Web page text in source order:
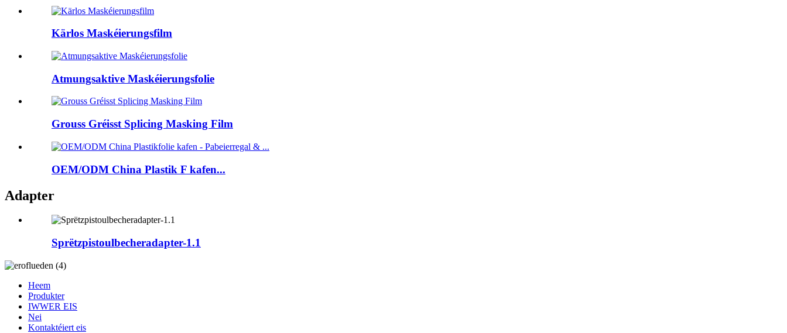
Kärlos Maskéierungsfilm
Atmungsaktive Maskéierungsfolie
Grouss Gréisst Splicing Masking Film
OEM/ODM China Plastik F kafen...
Adapter
Sprëtzpistoulbecheradapter-1.1
Heem
Produkter
IWWER EIS
Nei
Kontaktéiert eis